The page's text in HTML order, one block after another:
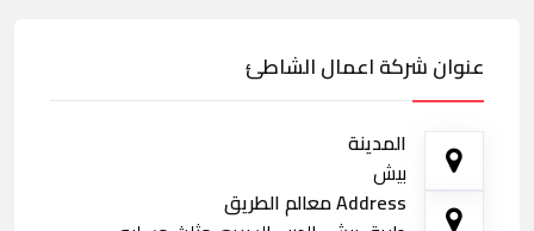
عنوان شركة اعمال الشاطئ
المدينة
بيش
Address معالم الطريق